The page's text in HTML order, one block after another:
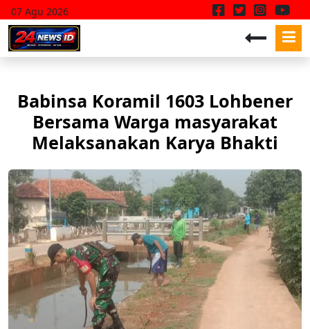
07 Agu 2026
Babinsa Koramil 1603 Lohbener
Bersama Warga masyarakat
Melaksanakan Karya Bhakti